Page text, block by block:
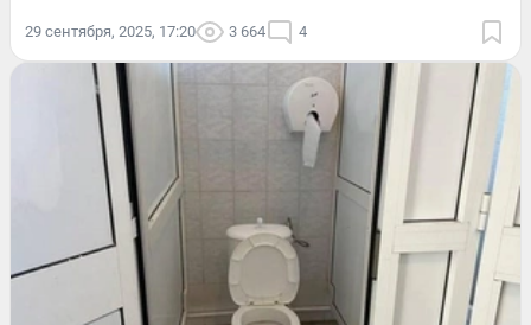
29 сентября, 2025, 17:20 3 664 4